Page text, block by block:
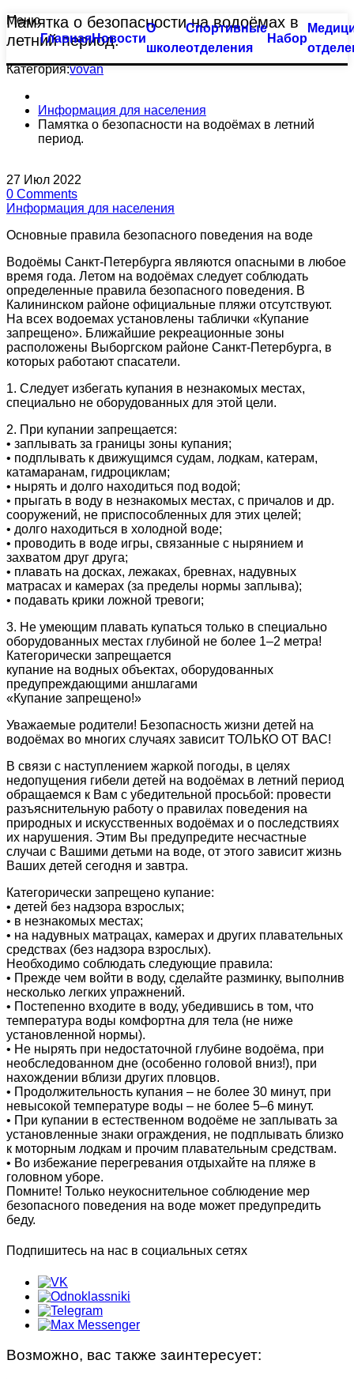
Меню
ГлавнаяНовости
О
школе
Спортивные
отделения
Тхэквондо
Биатлон
Плавание
Пулевая стрельба
Пулевая стрельба (спорт глухих)
Синхронное плавание
Спортивная гимнастика
Фехтование
Фристайл
НАБОР
Документы по спортивной подготовке
Набор
Большой бассейн
Оздоровительное плавание
Семейное плавание
Группа «Барракуда»
Аквааэробика
Индивидуальные занятия
Группа «Веселый лягушонок»
Группа «Мать и дитя»
Группа «Начальной подготовки»
Группа «Русалочка»
Индивидуальные занятия
Фитнес занятия
Фитнес, аэробика
Детский фитнес с элементами самообороны
Детский фитнес с элементами фехтования
ФитБокс/Кросс фит/Функциональная
тренировка
Зумба-фитнес
EMS-фитнес
Тренажерный зал
Тренажерный зал — групповые занятия для
детей
Стрелковый комплекс СШОР №3
Группа «Юный Снайпер»
Стрельба из огнестрельного оружия
Стрельба из пневматического оружия
Стрельба из оружия, принадлежащего клиенту
Памятка о безопасности на водоёмах в
летний период.
Категория:vovan
Информация для населения
Памятка о безопасности на водоёмах в летний
период.
27 Июл 2022
0 Comments
Информация для населения
Основные правила безопасного поведения на воде
Водоёмы Санкт-Петербурга являются опасными в любое
время года. Летом на водоёмах следует соблюдать
определенные правила безопасного поведения. В
Калининском районе официальные пляжи отсутствуют.
На всех водоемах установлены таблички «Купание
запрещено». Ближайшие рекреационные зоны
расположены Выборгском районе Санкт-Петербурга, в
которых работают спасатели.
1. Следует избегать купания в незнакомых местах,
специально не оборудованных для этой цели.
2. При купании запрещается:
• заплывать за границы зоны купания;
• подплывать к движущимся судам, лодкам, катерам,
катамаранам, гидроциклам;
• нырять и долго находиться под водой;
• прыгать в воду в незнакомых местах, с причалов и др.
сооружений, не приспособленных для этих целей;
• долго находиться в холодной воде;
• проводить в воде игры, связанные с нырянием и
захватом друг друга;
• плавать на досках, лежаках, бревнах, надувных
матрасах и камерах (за пределы нормы заплыва);
• подавать крики ложной тревоги;
3. Не умеющим плавать купаться только в специально
оборудованных местах глубиной не более 1–2 метра!
Категорически запрещается
купание на водных объектах, оборудованных
предупреждающими аншлагами
«Купание запрещено!»
Уважаемые родители! Безопасность жизни детей на
водоёмах во многих случаях зависит ТОЛЬКО ОТ ВАС!
В связи с наступлением жаркой погоды, в целях
недопущения гибели детей на водоёмах в летний период
обращаемся к Вам с убедительной просьбой: провести
разъяснительную работу о правилах поведения на
природных и искусственных водоёмах и о последствиях
их нарушения. Этим Вы предупредите несчастные
случаи с Вашими детьми на воде, от этого зависит жизнь
Ваших детей сегодня и завтра.
Категорически запрещено купание:
• детей без надзора взрослых;
• в незнакомых местах;
• на надувных матрацах, камерах и других плавательных
средствах (без надзора взрослых).
Необходимо соблюдать следующие правила:
• Прежде чем войти в воду, сделайте разминку, выполнив
несколько легких упражнений.
• Постепенно входите в воду, убедившись в том, что
температура воды комфортна для тела (не ниже
установленной нормы).
• Не нырять при недостаточной глубине водоёма, при
необследованном дне (особенно головой вниз!), при
нахождении вблизи других пловцов.
• Продолжительность купания – не более 30 минут, при
невысокой температуре воды – не более 5–6 минут.
• При купании в естественном водоёме не заплывать за
установленные знаки ограждения, не подплывать близко
к моторным лодкам и прочим плавательным средствам.
• Во избежание перегревания отдыхайте на пляже в
головном уборе.
Помните! Только неукоснительное соблюдение мер
безопасного поведения на воде может предупредить
беду.
Подпишитесь на нас в социальных сетях
Возможно, вас также заинтересует: